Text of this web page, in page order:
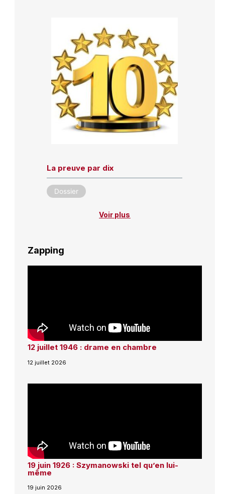
La preuve par dix
Dossier
Voir plus
Zapping
12 juillet 1946 : drame en chambre
12 juillet 2026
19 juin 1926 : Szymanowski tel qu’en lui-
même
19 juin 2026